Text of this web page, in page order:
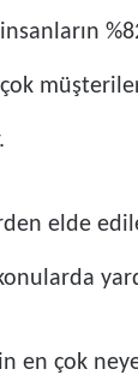
elde
en çok